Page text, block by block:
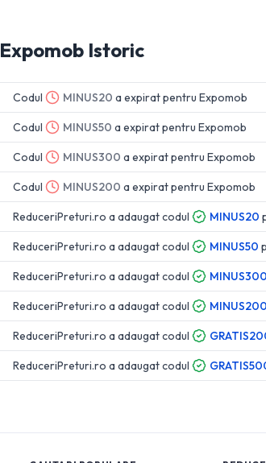
Expomob Istoric
Codul MINUS20 a expirat pentruExpomob
Codul MINUS50 a expirat pentruExpomob
Codul MINUS300 a expirat pentruExpomob
Codul MINUS200 a expirat pentruExpomob
ReduceriPreturi.ro a adaugat codul MINUS20
ReduceriPreturi.ro a adaugat codul MINUS50
ReduceriPreturi.ro a adaugat codul MINUS300
ReduceriPreturi.ro a adaugat codul MINUS200
ReduceriPreturi.ro a adaugat codul
ReduceriPreturi.ro a adaugat codul